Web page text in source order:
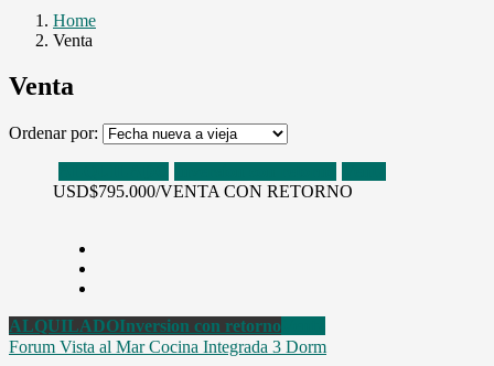
Home
Venta
Venta
Ordenar por:
USD$795.000/VENTA CON RETORNO
ALQUILADOInversion con retorno
Forum Vista al Mar Cocina Integrada 3 Dorm